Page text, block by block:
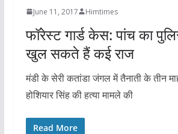
June 11, 2017 Himtimes
फॉरेस्ट गार्ड केस: पांच का
खुल सकते हैं कई राज
मंडी के सेरी कतांडा जंगल में तैनाती के तीन
होशियार सिंह की हत्या मामले की
Read More